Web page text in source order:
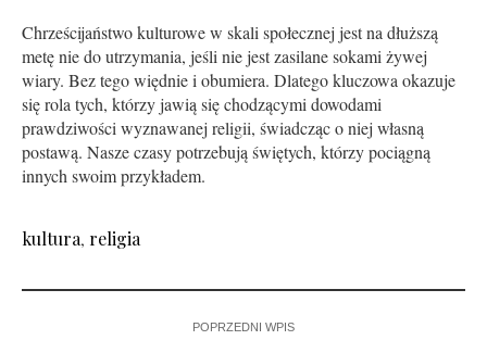
Chrześcijaństwo kulturowe w skali społecznej jest na dłuższą
metę nie do utrzymania, jeśli nie jest zasilane sokami żywej
wiary. Bez tego więdnie i obumiera. Dlatego kluczowa okazuje
się rola tych, którzy jawią się chodzącymi dowodami
prawdziwości wyznawanej religii, świadcząc o niej własną
postawą. Nasze czasy potrzebują świętych, którzy pociągną
innych swoim przykładem.
kultura, religia
POPRZEDNI WPIS